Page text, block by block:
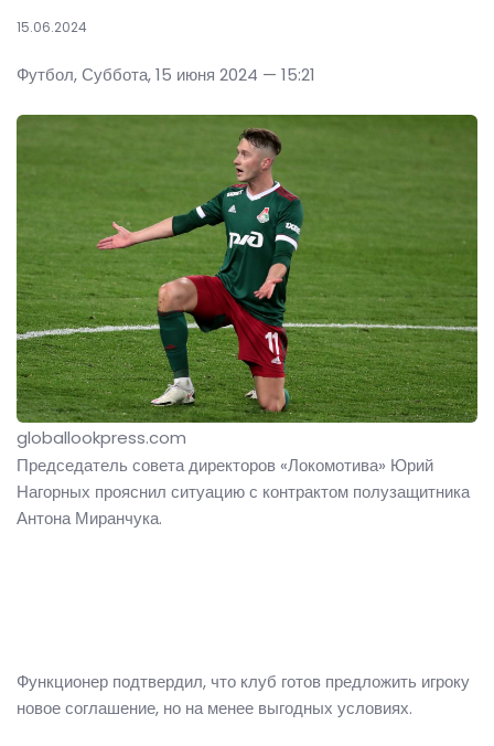
15.06.2024
Футбол, Суббота, 15 июня 2024 — 15:21
globallookpress.com
Председатель совета директоров «Локомотива» Юрий
Нагорных прояснил ситуацию с контрактом полузащитника
Антона Миранчука.
Функционер подтвердил, что клуб готов предложить игроку
новое соглашение, но на менее выгодных условиях.